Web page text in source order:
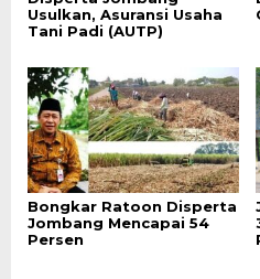
Usulkan, Asuransi Usaha
Tani Padi (AUTP)
Bongkar Ratoon Disperta
Jombang Mencapai 54
Persen